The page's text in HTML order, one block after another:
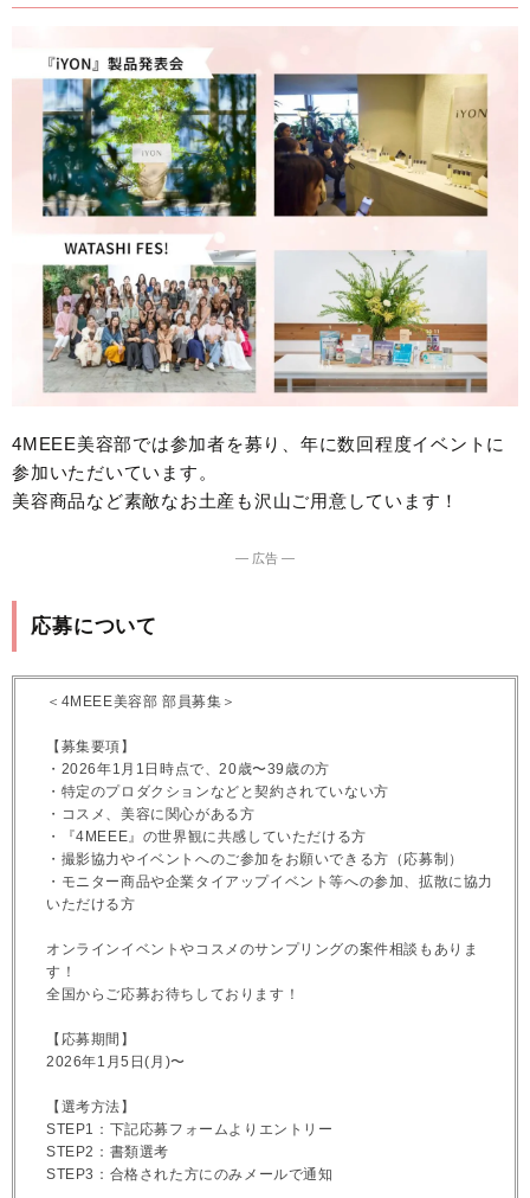
4MEEE美容部では参加者を募り、年に数回程度イベントに
参加いただいています。
美容商品など素敵なお土産も沢山ご用意しています！
― 広告 ―
応募について
＜4MEEE美容部 部員募集＞
【募集要項】
・2026年1月1日時点で、20歳〜39歳の方
・特定のプロダクションなどと契約されていない方
・コスメ、美容に関心がある方
・『4MEEE』の世界観に共感していただける方
・撮影協力やイベントへのご参加をお願いできる方（応募制）
・モニター商品や企業タイアップイベント等への参加、拡散に協力
いただける方
オンラインイベントやコスメのサンプリングの案件相談もありま
す！
全国からご応募お待ちしております！
【応募期間】
2026年1月5日(月)〜
【選考方法】
STEP1：下記応募フォームよりエントリー
STEP2：書類選考
STEP3：合格された方にのみメールで通知